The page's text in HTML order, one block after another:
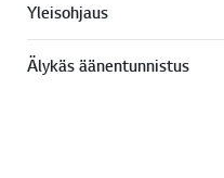
Yleisohjaus
Älykäs äänentunnistus